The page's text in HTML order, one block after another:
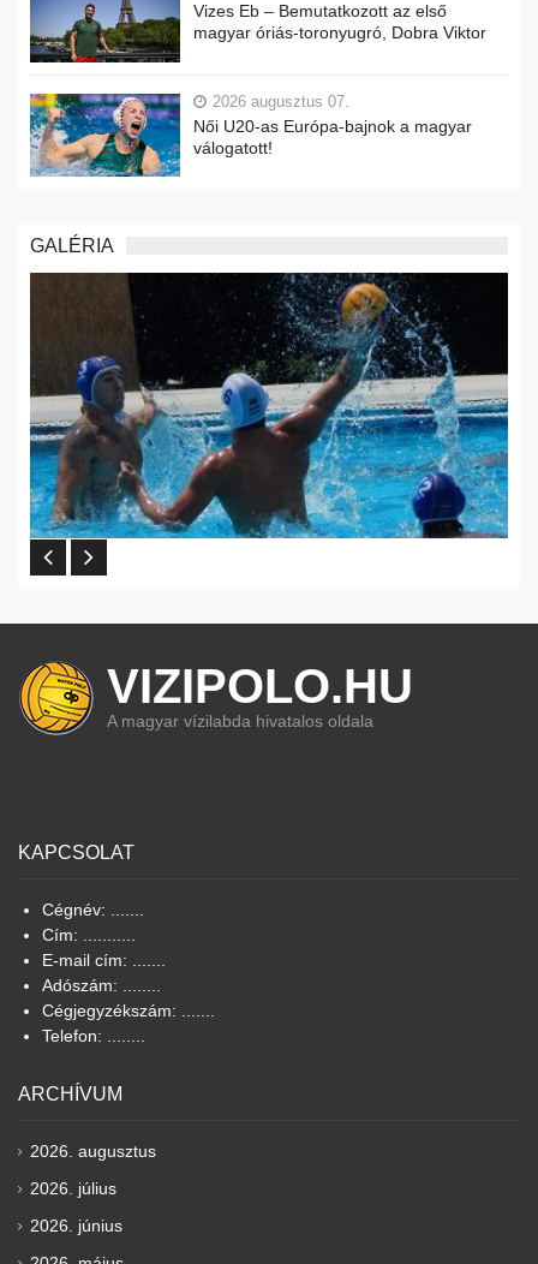
Vizes Eb – Bemutatkozott az első
magyar óriás-toronyugró, Dobra Viktor
2026 augusztus 07.
Női U20-as Európa-bajnok a magyar
válogatott!
GALÉRIA
VIZIPOLO.HU
A magyar vízilabda hivatalos oldala
KAPCSOLAT
Cégnév: .......
Cím: ...........
E-mail cím: .......
Adószám: ........
Cégjegyzékszám: .......
Telefon: ........
ARCHÍVUM
2026. augusztus
2026. július
2026. június